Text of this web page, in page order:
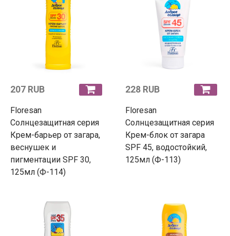
207 RUB
Floresan
Солнцезащитная серия
Крем-барьер от загара,
веснушек и
пигментации SPF 30,
125мл (Ф-114)
228 RUB
Floresan
Солнцезащитная серия
Крем-блок от загара
SPF 45, водостойкий,
125мл (Ф-113)